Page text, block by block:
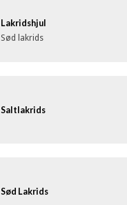
Lakridshjul
Sød lakrids
Saltlakrids
Sød Lakrids